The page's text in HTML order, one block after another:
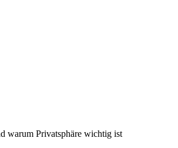
warum Privatsphäre wichtig ist